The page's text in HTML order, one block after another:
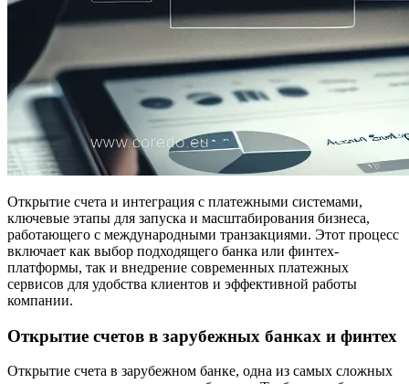
Открытие счета и интеграция с платежными системами,
ключевые этапы для запуска и масштабирования бизнеса,
работающего с международными транзакциями. Этот процесс
включает как выбор подходящего банка или финтех-
платформы, так и внедрение современных платежных
сервисов для удобства клиентов и эффективной работы
компании.
Открытие счетов в зарубежных банках и финтех
Открытие счета в зарубежном банке, одна из самых сложных